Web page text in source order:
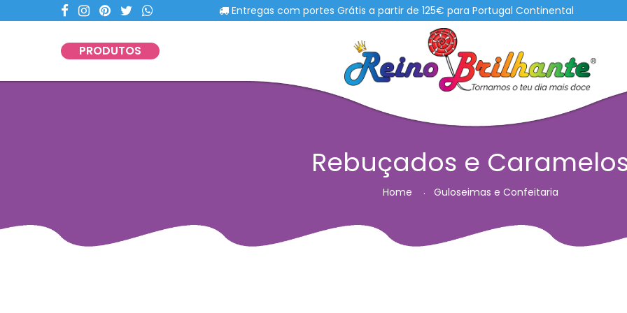
Entregas com portes Grátis a partir de 125€ para Portugal Continental
PRODUTOS
Rebuçados e
Home Guloseimas e Confeitaria